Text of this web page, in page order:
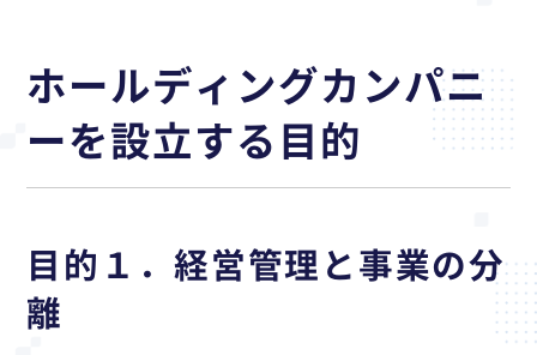
ホールディングカンパニ
ーを設立する目的
目的１．経営管理と事業の分
離